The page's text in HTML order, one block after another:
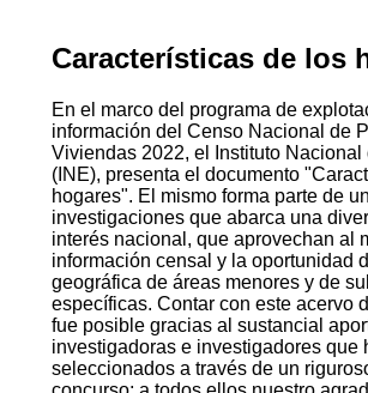
Características de los
En el marco del programa de
información del Censo Nacional de
Viviendas 2022, el Instituto Nacional
(INE), presenta el documento
hogares". El mismo forma parte de
investigaciones que abarca una
interés nacional, que aprovechan al
información censal y la oportunidad
geográfica de áreas menores y de
específicas. Contar con este acervo
fue posible gracias al sustancial
investigadoras e investigadores que
seleccionados a través de un